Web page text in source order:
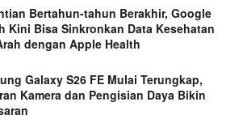
Bertahun-tahun Berakhir, Google
Kini Bisa Sinkronkan Data Kesehatan
dengan Apple Health
Galaxy S26 FE Mulai Terungkap,
Kamera dan Pengisian Daya Bikin